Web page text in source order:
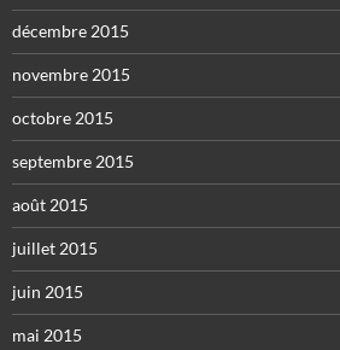
décembre 2015
novembre 2015
octobre 2015
septembre 2015
août 2015
juillet 2015
juin 2015
mai 2015